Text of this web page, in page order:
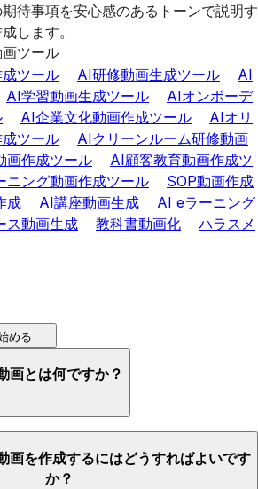
待事項を安心感のあるトーンで説明す
します。
ツール
ツール AI研修動画生成ツール
AI
AI学習動画生成ツール
AIオンボーデ
AI企業文化動画作成ツール
AIオリ
ツール
AIクリーンルーム研修動画
画作成ツール
AI顧客教育動画作成ツ
ニング動画作成ツール
SOP動画作成
成 AI講座動画生成
AI eラーニング
ス動画生成 教科書動画化
ハラスメ
める
画とは何ですか？
画を作成するにはどうすればよいです
か？